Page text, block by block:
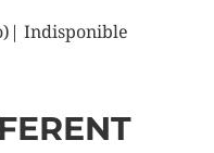
Indisponible